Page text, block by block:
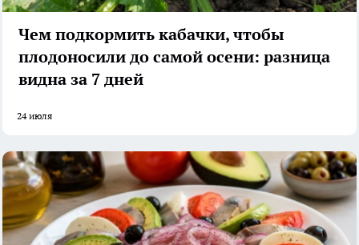
Чем подкормить кабачки, чтобы
плодоносили до самой осени: разница
видна за 7 дней
24 июля